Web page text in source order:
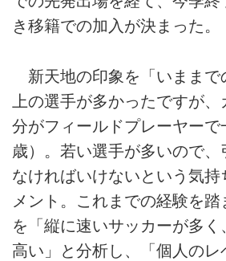
き移籍での加入が決まった。
新天地の印象を「いままで
上の選手が多かったですが
分がフィールドプレーヤーで
歳）。若い選手が多いので
なければいけないという気持
メント。これまでの経験を
を「縦に速いサッカーが多
高い」と分析し、「個人のレ